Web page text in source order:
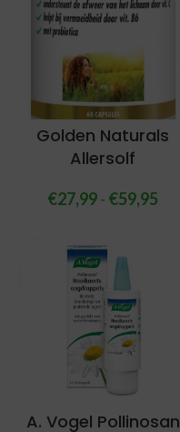
Golden Naturals
Allersolf
€27,99- €59,95
A. Vogel Pollinosan